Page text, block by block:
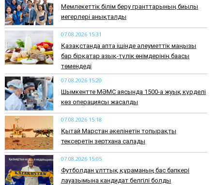
Мемлекеттік білім беру гранттарының биылғы
иегерлері анықталды
07.08.2026 15:31
Қазақстанда апта ішінде әлеуметтік маңызы
бар бірқатар азық-түлік өнімдерінің бағасы
төмендеді
07.08.2026 15:20
Шымкентте МӘМС аясында 1500-ға жуық күрделі
көз операциясы жасалды
07.08.2026 15:18
Қытай Марстан әкелінетін топырақты
тексеретін зертхана салады
07.08.2026 15:05
Футболдан ұлттық құраманың бас бапкері
лауазымына кандидат белгілі болды